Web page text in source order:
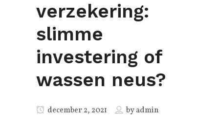
verzekering:
slimme
investering of
wassen neus?
december 2, 2021 byadmin